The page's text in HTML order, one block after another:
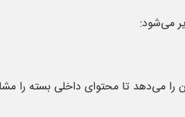
می‌شود:
را می‌دهد تا محتوای داخلی بسته را